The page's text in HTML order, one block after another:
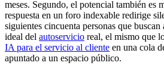
meses. Segundo, el potencial también es
respuesta en un foro indexable redirige
siguientes cincuenta personas que buscan
ideal del autoservicio real, el mismo que
IA para el servicio al cliente en una cola
apuntado a un espacio público.